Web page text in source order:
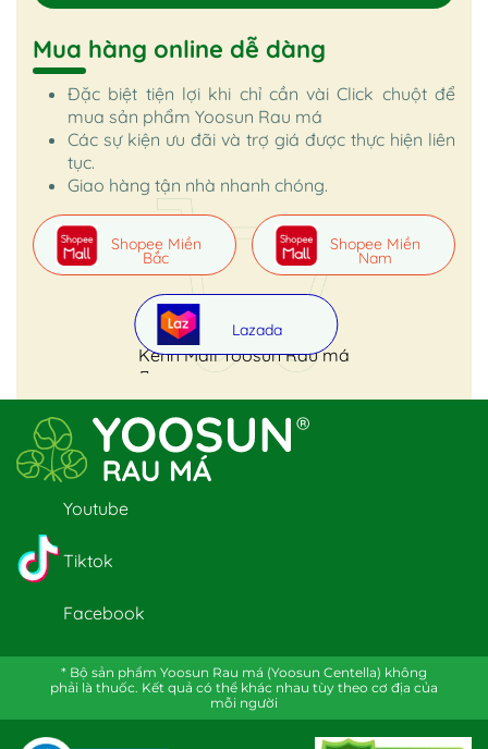
Mua hàng online dễ dàng
Đặc biệt tiện lợi khi chỉ cần vài Click chuột để
mua sản phẩm Yoosun Rau má
Các sự kiện ưu đãi và trợ giá được thực hiện liên
tục.
Giao hàng tận nhà nhanh chóng.
Kênh Mall Yoosun Rau má
Shopee Miền
Bắc
Shopee Miền
Nam
Lazada
Youtube
Tiktok
Facebook
* Bộ sản phẩm Yoosun Rau má (Yoosun Centella) không
phải là thuốc. Kết quả có thể khác nhau tùy theo cơ địa của
mỗi người